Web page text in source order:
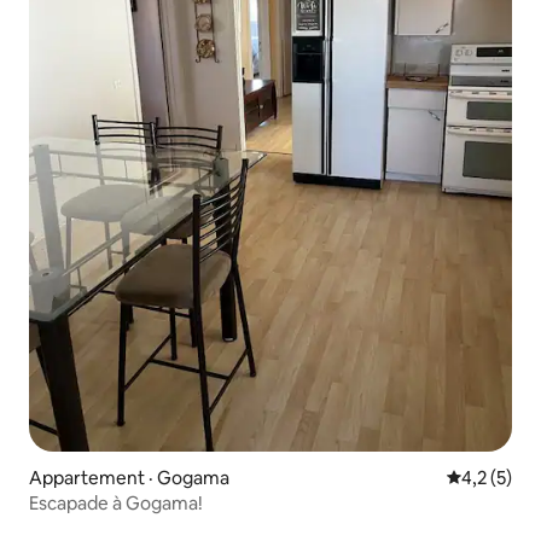
Appartement · Gogama Note
4,2 (5)
Escapade à Gogama!